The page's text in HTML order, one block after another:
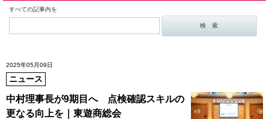
すべての記事内を
2025年05月09日
ニュース
中村理事長が9期目へ 点検確認スキルの
更なる向上を｜東遊商総会